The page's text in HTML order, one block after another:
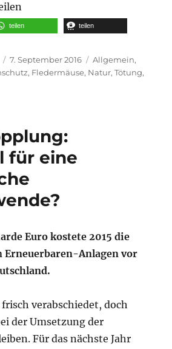
teilen teilen
Veröffentlicht
am
7. September 2016 Kategorien
Allgemein,
, Fledermäuse, Natur,Tötung,
für eine
Euro kostete 2015 die
Erneuerbaren-Anlagen vor
frisch verabschiedet, doch
der Umsetzung der
Für das nächste Jahr